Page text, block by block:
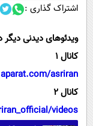
اشتراک گذاری :
ویدئوهای دیدنی دیگر
کانال 1
aparat.com/asriran
کانال 2
videos